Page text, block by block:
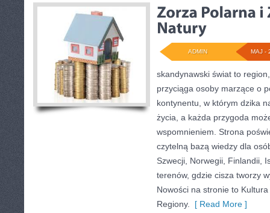
MAJ -
ADMIN
skandynawski świat to
przyciąga osoby marzące o
kontynentu, w którym dzika
życia, a każda przygoda
wspomnieniem. Strona
czytelną bazą wiedzy dla
Szwecji, Norwegii, Finlandii,
terenów, gdzie cisza tworzy
Nowości na stronie to
Regiony.
[ Read More ]